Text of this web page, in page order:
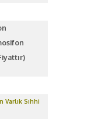
Varlık Sıhhi